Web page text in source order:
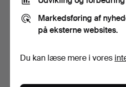
Markedsføring af
på eksterne websites.
Du kan læse mere i vores